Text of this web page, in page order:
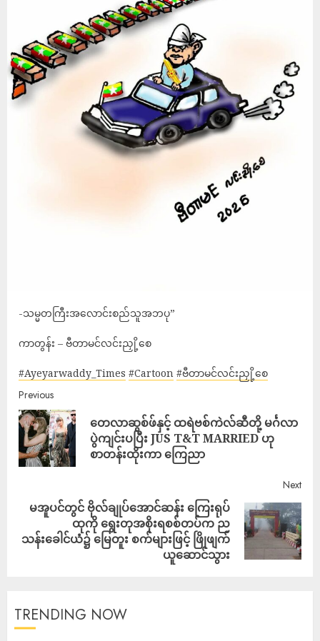
-သမ္မတကြီးအလောင်းစည်သူအဘပု”
ကာတွန်း – ဗီတာမင်လင်းညှို့စေ
#Ayeyarwaddy_Times #Cartoon #ဗီတာမင်လင်းညှို့စေ
Previous
တေလာဆွစ်ဖ်နှင့် ထရဲဗစ်ကဲလ်ဆီတို့ မင်္ဂလာ
ပွဲကျင်းပပြီး JUS T&T MARRIED ဟု
စာတန်းထိုးကာ ကြေညာ
Next
မအူပင်တွင် ဗိုလ်ချုပ်အောင်ဆန်း ကြေးရုပ်
ထုကို ရွေးတုအစိုးရစစ်တပ်က ည
သန်းခေါင်ယံ၌ မြေတူး စက်များဖြင့် ဖြိုဖျက်
ယူဆောင်သွား
TRENDING NOW